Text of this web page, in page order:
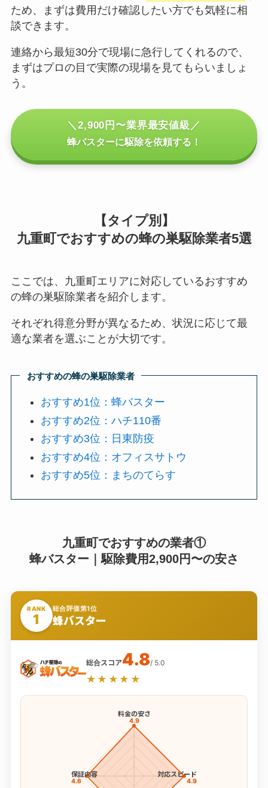
ため、まずは費用だけ確認したい方でも気軽に相
談できます。
連絡から最短30分で現場に急行してくれるので、
まずはプロの目で実際の現場を見てもらいましょ
う。
＼2,900円〜業界最安値級／
蜂バスターに駆除を依頼する！
【タイプ別】
九重町でおすすめの蜂の巣駆除業者5選
ここでは、九重町エリアに対応しているおすすめ
の蜂の巣駆除業者を紹介します。
それぞれ得意分野が異なるため、状況に応じて最
適な業者を選ぶことが大切です。
おすすめの蜂の巣駆除業者
おすすめ1位：蜂バスター
おすすめ2位：ハチ110番
おすすめ3位：日東防疫
おすすめ4位：オフィスサトウ
おすすめ5位：まちのてらす
九重町でおすすめの業者①
蜂バスター｜駆除費用2,900円〜の安さ
RANK
1
総合評価第1位
蜂バスター
総合スコア4.8/ 5.0
★★★★★
料金の安さ
4.9
対応スピード
4.9
保証内容
4.6